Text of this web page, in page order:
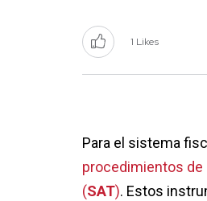
1 Likes
Para el sistema
procedimientos de
(SAT). Estos